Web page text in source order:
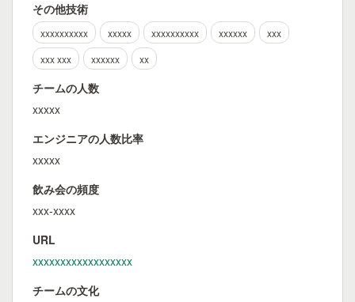
その他技術
xxxxxxxxxx xxxxx xxxxxxxxxx xxxxxx
xxx
xxx xxx
xxxxxx xx
チームの人数
xxxxx
エンジニアの人数比率
xxxxx
飲み会の頻度
xxx-xxxx
URL
xxxxxxxxxxxxxxxxxx
チームの文化